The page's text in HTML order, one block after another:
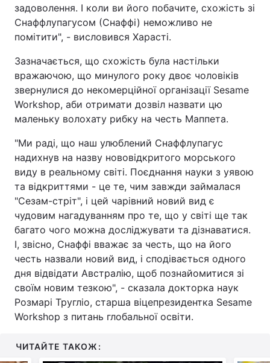
задоволення. І коли ви його побачите, схожість зі
Снаффлупагусом (Снаффі) неможливо не
помітити", - висловився Харасті.
Зазначається, що схожість була настільки
вражаючою, що минулого року двоє чоловіків
звернулися до некомерційної організації Sesame
Workshop, аби отримати дозвіл назвати цю
маленьку волохату рибку на честь Маппета.
"Ми раді, що наш улюблений Снаффлупагус
надихнув на назву нововідкритого морського
виду в реальному світі. Поєднання науки з уявою
та відкриттями - це те, чим завжди займалася
"Сезам-стріт", і цей чарівний новий вид є
чудовим нагадуванням про те, що у світі ще так
багато чого можна досліджувати та дізнаватися.
І, звісно, Снаффі вважає за честь, що на його
честь назвали новий вид, і сподівається одного
дня відвідати Австралію, щоб познайомитися зі
своїм новим тезкою", - сказала докторка наук
Розмарі Тругліо, старша віцепрезидентка Sesame
Workshop з питань глобальної освіти.
ЧИТАЙТЕ ТАКОЖ: